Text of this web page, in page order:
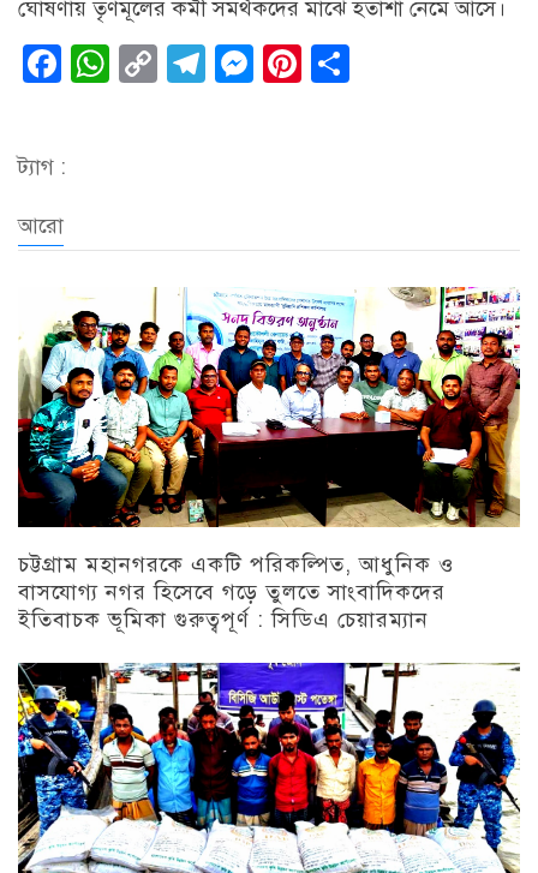
ঘোষণায় তৃণমূলের কর্মী সমর্থকদের মাঝে হতাশা নেমে আসে।
Facebook
WhatsApp
CopyTelegram
Messenger
Pinterest
ট্যাগ :
আরো
চট্টগ্রাম মহানগরকে একটি পরিকল্পিত, আধুনিক ও
বাসযোগ্য নগর হিসেবে গড়ে তুলতে সাংবাদিকদের
ইতিবাচক ভূমিকা গুরুত্বপূর্ণ : সিডিএ চেয়ারম্যান
চট্টগ্রাম